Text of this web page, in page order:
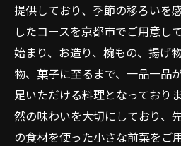
提供しており、季節の移ろいを
したコースを京都市でご用意し
始まり、お造り、椀もの、揚げ
物、菓子に至るまで、一品一品
足いただける料理となっており
然の味わいを大切にしており、
の食材を使った小さな前菜をご